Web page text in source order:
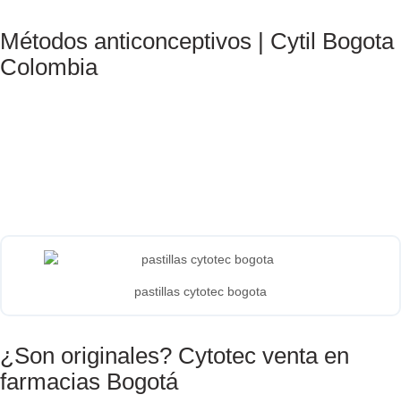
Métodos anticonceptivos | Cytil Bogota
Colombia
pastillas cytotec bogota
¿Son originales? Cytotec venta en
farmacias Bogotá